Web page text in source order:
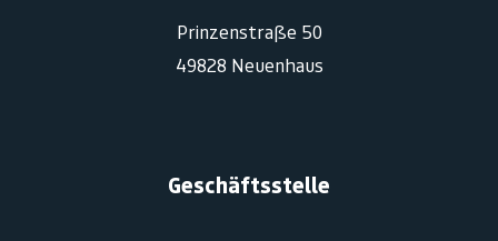
Prinzenstraße 50
49828 Neuenhaus
Geschäftsstelle